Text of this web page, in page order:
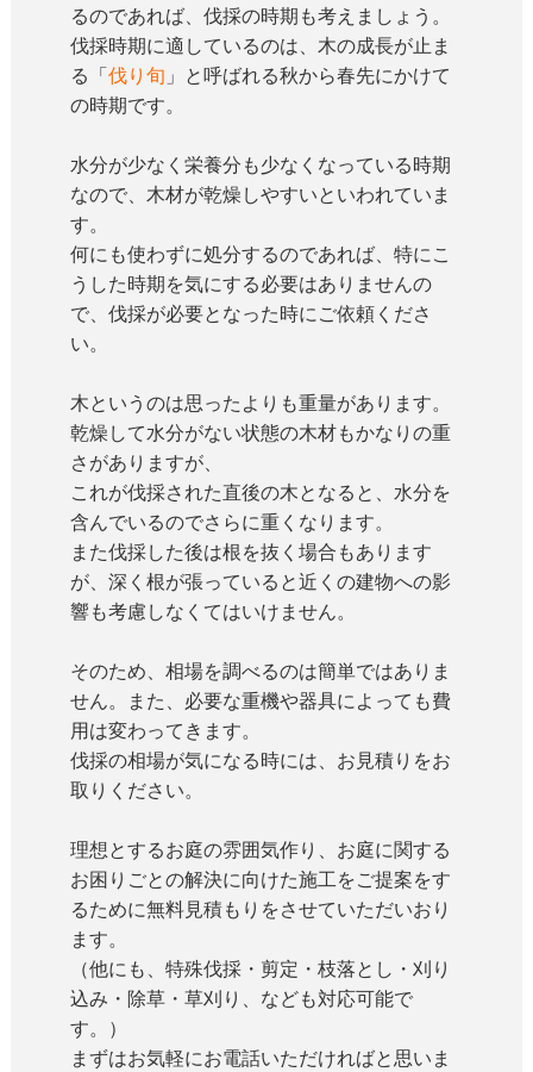
るのであれば、伐採の時期も考えましょう。
伐採時期に適しているのは、木の成長が止ま
る「伐り旬 」と呼ばれる秋から春先にかけて
の時期です。
水分が少なく栄養分も少なくなっている時期
なので、木材が乾燥しやすいといわれていま
す。
何にも使わずに処分するのであれば、特にこ
うした時期を気にする必要はありませんの
で、伐採が必要となった時にご依頼くださ
い。
木というのは思ったよりも重量があります。
乾燥して水分がない状態の木材もかなりの重
さがありますが、
これが伐採された直後の木となると、水分を
含んでいるのでさらに重くなります。
また伐採した後は根を抜く場合もあります
が、深く根が張っていると近くの建物への影
響も考慮しなくてはいけません。
そのため、相場を調べるのは簡単ではありま
せん。また、必要な重機や器具によっても費
用は変わってきます。
伐採の相場が気になる時には、お見積りをお
取りください。
理想とするお庭の雰囲気作り、お庭に関する
お困りごとの解決に向けた施工をご提案をす
るために無料見積もりをさせていただいおり
ます。
（他にも、特殊伐採・剪定・枝落とし・刈り
込み・除草・草刈り、なども対応可能で
す。）
まずはお気軽にお電話いただければと思いま